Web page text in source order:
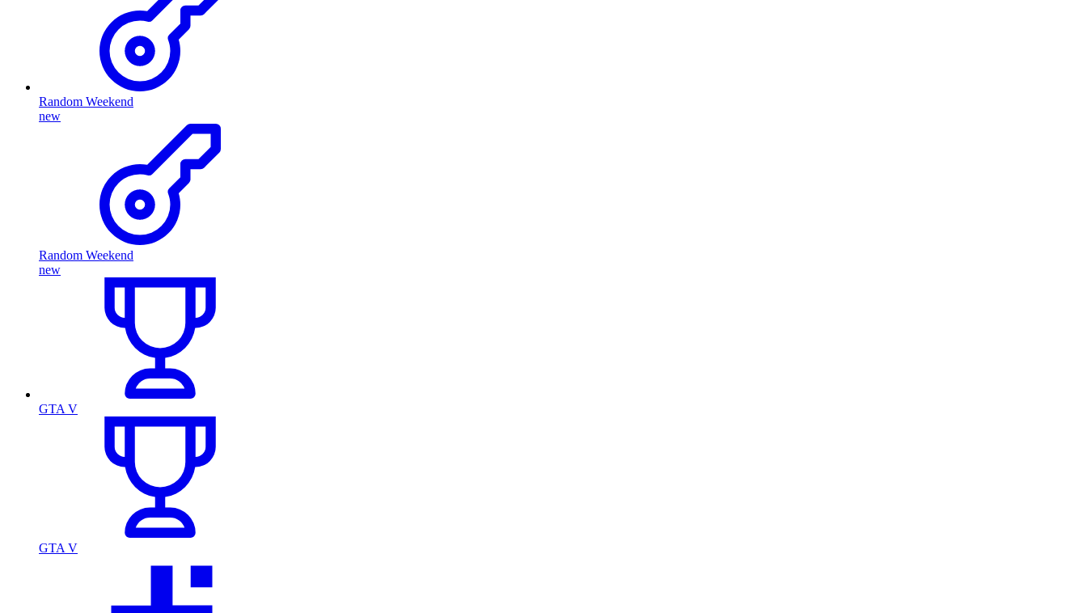
Random Weekend
new
Random Weekend
new
GTA V
GTA V